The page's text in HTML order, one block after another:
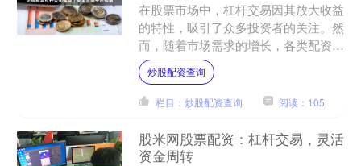
在股票市场中，杠杆交易因其放大收益
的特性，吸引了众多投资者的关注。然
而，随着市场需求的增长，各类配资平
台层出不穷，其中不乏违规操作甚至欺
诈行为。因此，选择一家正....
炒股配资查询
栏目：炒股配资查询 阅读：105
股米网股票配资：杠杆交易，灵活
资金周转